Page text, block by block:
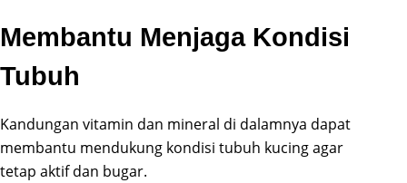
Membantu Menjaga Kondisi
Tubuh
Kandungan vitamin dan mineral di dalamnya dapat
membantu mendukung kondisi tubuh kucing agar
tetap aktif dan bugar.